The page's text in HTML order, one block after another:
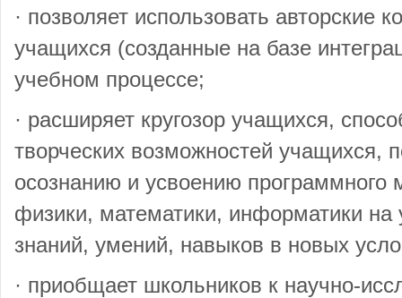
· позволяет использовать
учащихся (созданные на базе
учебном процессе;
· расширяет кругозор учащихся,
творческих возможностей учащихся,
осознанию и усвоению программного
физики, математики, информатики на
знаний, умений, навыков в новых
· приобщает школьников к научно-